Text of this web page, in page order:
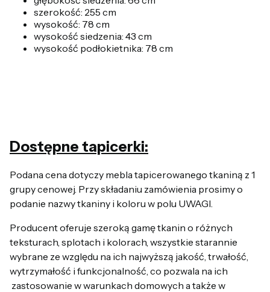
szerokość: 255 cm
wysokość: 78 cm
wysokość siedzenia: 43 cm
wysokość podłokietnika: 78 cm
Dostępne tapicerki:
Podana cena dotyczy mebla tapicerowanego tkaniną z 1
grupy cenowej. Przy składaniu zamówienia prosimy o
podanie nazwy tkaniny i koloru w polu UWAGI.
Producent oferuje szeroką gamę tkanin o różnych
teksturach, splotach i kolorach, wszystkie starannie
wybrane ze względu na ich najwyższą jakość, trwałość,
wytrzymałość i funkcjonalność, co pozwala na ich
zastosowanie w warunkach domowych a także w